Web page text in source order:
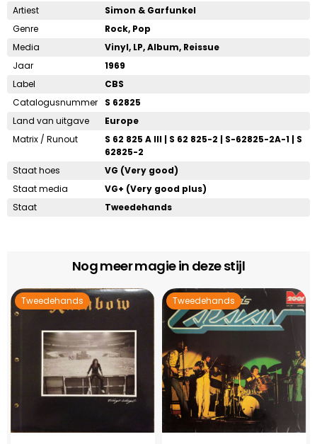
Artiest
Simon & Garfunkel
Genre
Rock, Pop
Media
Vinyl, LP, Album, Reissue
Jaar
1969
Label
CBS
Catalogusnummer
S 62825
Land van uitgave
Europe
Matrix / Runout
S 62 825 A III | S 62 825-2 | S-62825-2A-1 | S
62825-2
Staat hoes
VG (Very good)
Staat media
VG+ (Very good plus)
Staat
Tweedehands
Nog meer magie in deze stijl
Tweedehands Tweedehands